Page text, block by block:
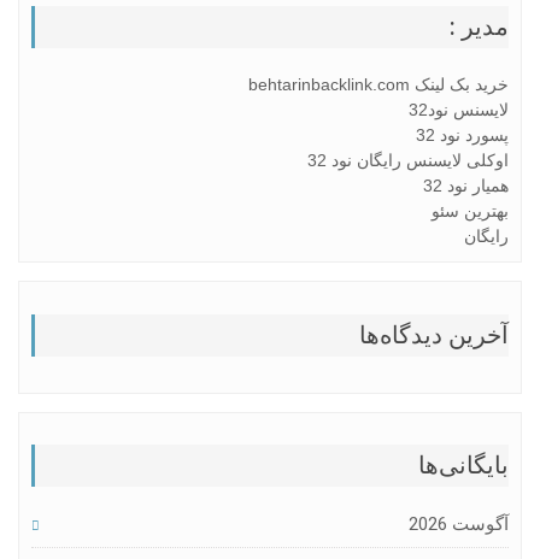
مدیر :
خرید بک لینک behtarinbacklink.com
لایسنس نود32
پسورد نود 32
اوکلی لایسنس رایگان نود 32
همیار نود 32
بهترین سئو
رایگان
آخرین دیدگاه‌ها
بایگانی‌ها
آگوست 2026